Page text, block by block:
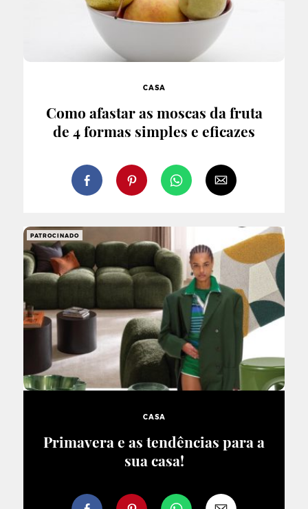
CASA
Como afastar as moscas da fruta
de 4 formas simples e eficazes
PATROCINADO
CASA
Primavera e as tendências para a
sua casa!